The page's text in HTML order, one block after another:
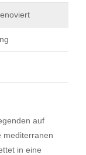
auf
mediterranen
in eine